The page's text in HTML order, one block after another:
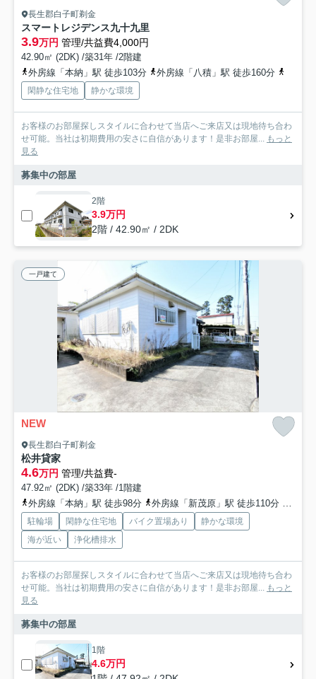
長生郡白子町剃金
スマートレジデンス九十九里
3.9万円 管理/共益費4,000円
42.90㎡ (2DK) /築31年 /2階建
外房線「本納」駅 徒歩103分
外房線「八積」駅 徒歩160分
閑静な住宅地 静かな環境
お客様のお部屋探しスタイルに合わせて当店へご来店又は現地待ち合わ
せ可能。当社は初期費用の安さに自信があります！是非お部屋... もっと
見る
募集中の部屋
2階
3.9万円
2階 / 42.90㎡ / 2DK
一戸建て
NEW
長生郡白子町剃金
松井貸家
4.6万円 管理/共益費-
47.92㎡ (2DK) /築33年 /1階建
外房線「本納」駅 徒歩98分
外房線「新茂原」駅 徒歩110分 外房
駐輪場 閑静な住宅地 バイク置場あり
静かな環境
海が近い
浄化槽排水
お客様のお部屋探しスタイルに合わせて当店へご来店又は現地待ち合わ
せ可能。当社は初期費用の安さに自信があります！是非お部屋... もっと
見る
募集中の部屋
1階
4.6万円